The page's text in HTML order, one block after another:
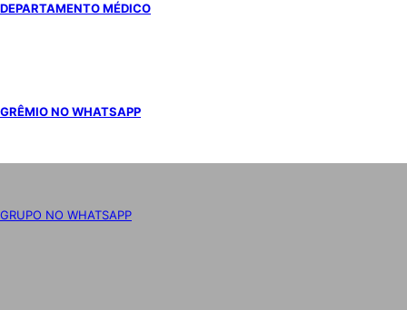
DEPARTAMENTO MÉDICO
GRÊMIO NO WHATSAPP
GRUPO NO WHATSAPP